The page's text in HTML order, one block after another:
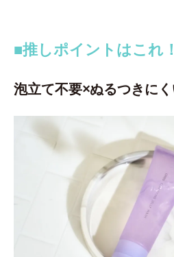
■推しポイントはこれ！
泡立て不要×ぬるつきに